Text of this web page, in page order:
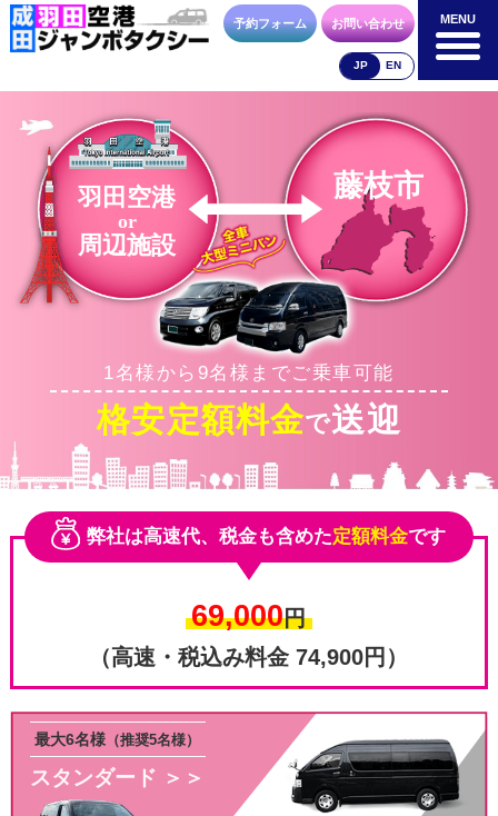
MENU
成田空港
料金表
空港送迎以外
料金表
車種・荷物 お支払方法 合流方法
お問合せ 予約フォーム
予約フォーム お問い合わせ
JP EN
MENU
羽田空港
or
周辺施設
藤枝市
1名様から9名様までご乗車可能
格安定額料金で送迎
弊社は高速代、税金も含めた定額料金です
69,000円
（高速・税込み料金 74,900円）
スタンダード ＞＞
最大6名様 （推奨5名様）